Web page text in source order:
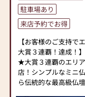
駐車場あり
来店予約でお得
【お客様のご支持で
大賞３連覇！達成！】
★大賞３連覇のエリ
店！シンプルなミニ
ら伝統的な最高級仏